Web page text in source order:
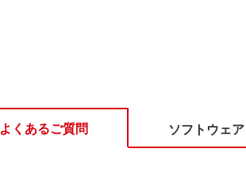
よくあるご質問 ソフトウェア